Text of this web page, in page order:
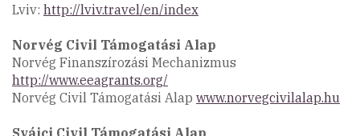
Lviv: http://lviv.travel/en/index
Norvég Civil Támogatási Alap
Norvég Finanszírozási Mechanizmus
http://www.eeagrants.org/
Norvég Civil Támogatási Alap www.norvegcivilalap.hu
Svájci Civil Támogatási Alap